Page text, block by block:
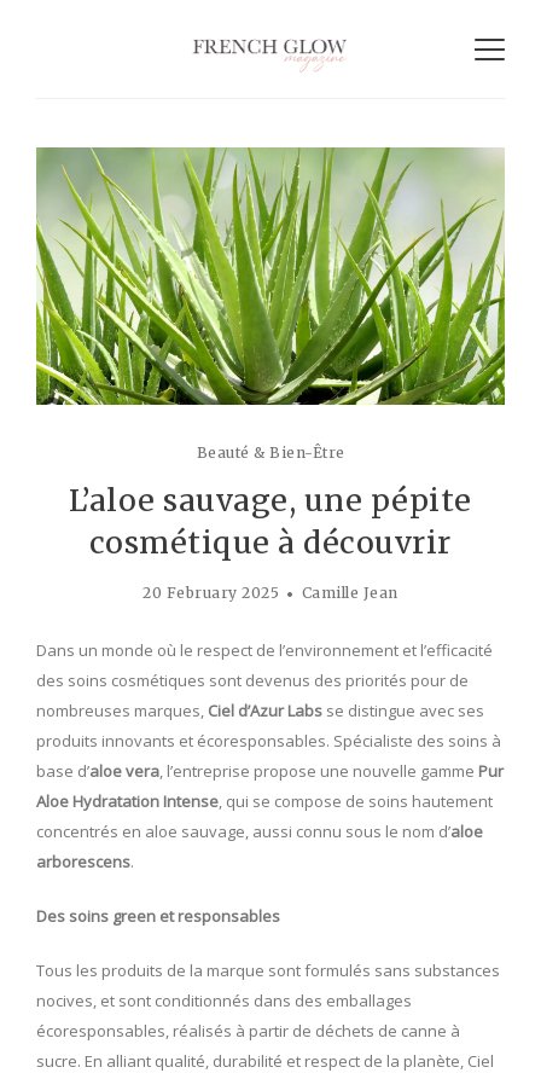
Beauté & Bien-Être
L’aloe sauvage, une pépite
cosmétique à découvrir
20 February 2025 Camille Jean
Dans un monde où le respect de l’environnement et l’efficacité
des soins cosmétiques sont devenus des priorités pour de
nombreuses marques, Ciel d’Azur Labs se distingue avec ses
produits innovants et écoresponsables. Spécialiste des soins à
base d’aloe vera, l’entreprise propose une nouvelle gamme Pur
Aloe Hydratation Intense, qui se compose de soins hautement
concentrés en aloe sauvage, aussi connu sous le nom d’aloe
arborescens.
Des soins green et responsables
Tous les produits de la marque sont formulés sans substances
nocives, et sont conditionnés dans des emballages
écoresponsables, réalisés à partir de déchets de canne à
sucre. En alliant qualité, durabilité et respect de la planète, Ciel